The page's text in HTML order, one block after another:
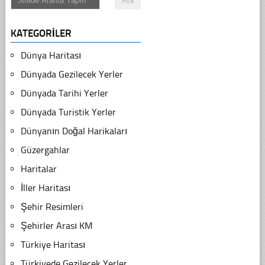
KATEGORILER
Dünya Haritası
Dünyada Gezilecek Yerler
Dünyada Tarihi Yerler
Dünyada Turistik Yerler
Dünyanın Doğal Harikaları
Güzergahlar
Haritalar
İller Haritası
Şehir Resimleri
Şehirler Arası KM
Türkiye Haritası